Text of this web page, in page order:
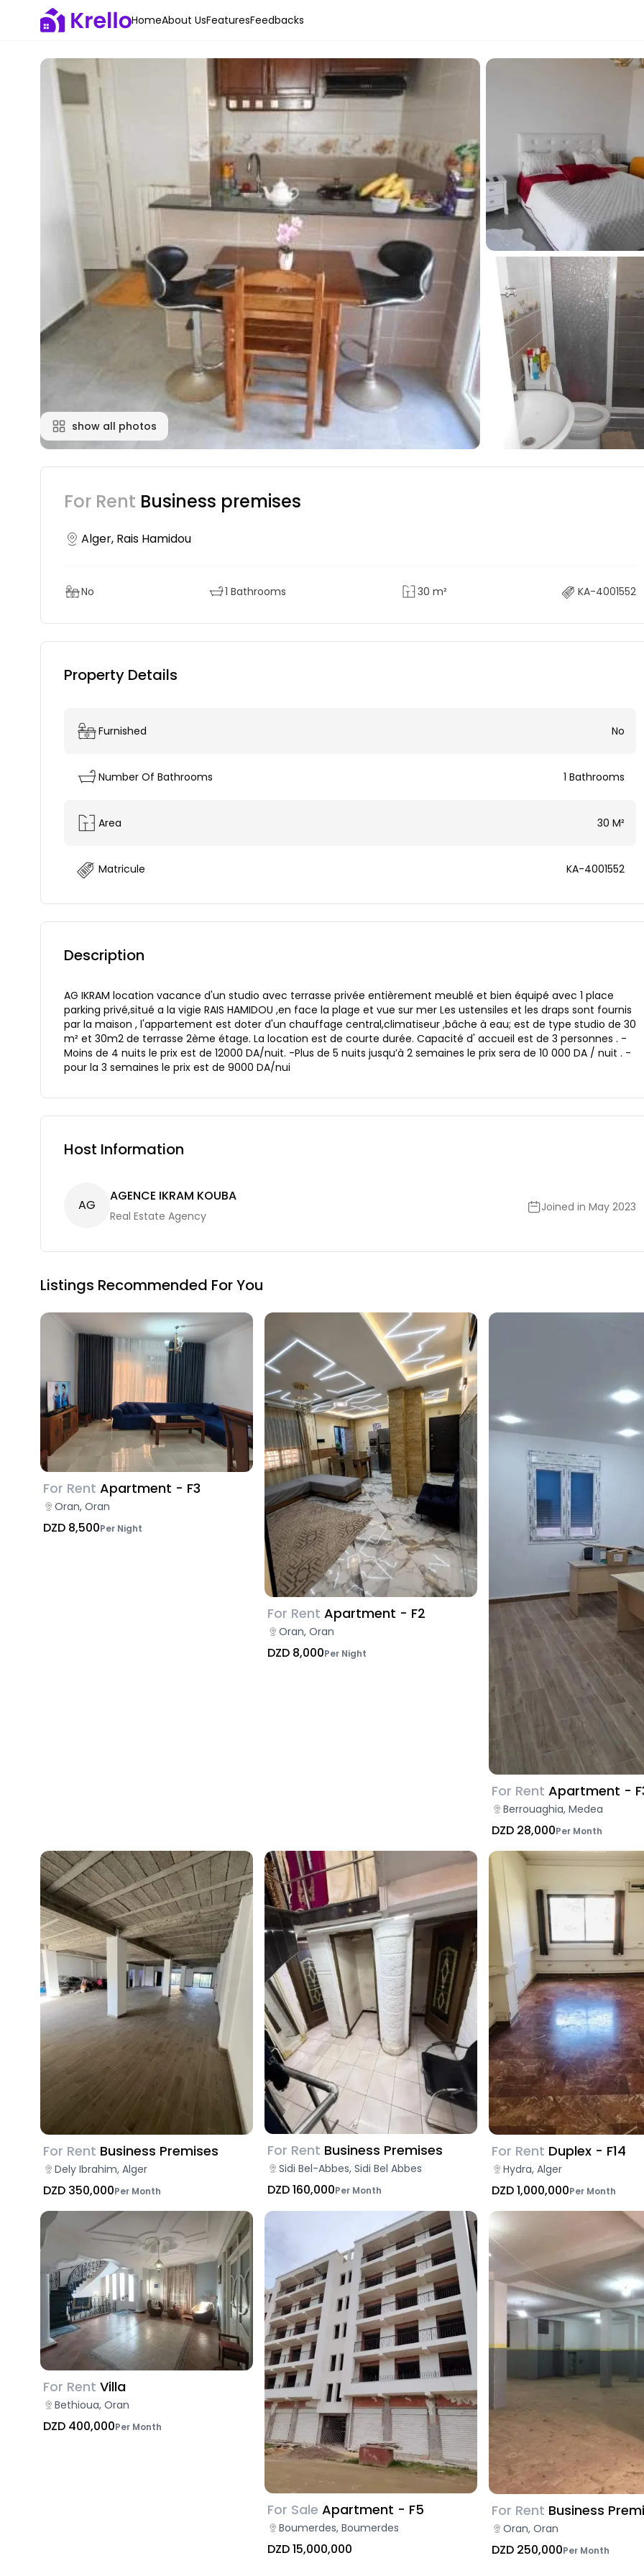
HomeAbout UsFeaturesFeedbacks
show all photos
For Rent Business premises
Alger, Rais Hamidou
No 1 Bathrooms 30 m² KA-4001552
Property Details
Furnished No
Number Of Bathrooms 1 Bathrooms
Area 30 M²
Matricule KA-4001552
Description
AG IKRAM location vacance d'un studio avec terrasse privée entièrement meublé et bien équipé avec 1 place
parking privé,situé a la vigie RAIS HAMIDOU ,en face la plage et vue sur mer Les ustensiles et les draps sont fournis
par la maison , l'appartement est doter d'un chauffage central,climatiseur ,bâche à eau; est de type studio de 30
m² et 30m2 de terrasse 2ème étage. La location est de courte durée. Capacité d' accueil est de 3 personnes . -
Moins de 4 nuits le prix est de 12000 DA/nuit. -Plus de 5 nuits jusqu’à 2 semaines le prix sera de 10 000 DA / nuit . -
pour la 3 semaines le prix est de 9000 DA/nui
Host Information
AG
AGENCE IKRAM KOUBA
Real Estate Agency
Joined in May 2023
Listings Recommended For You
For Rent Apartment - F3
Oran, Oran
DZD 8,500Per Night
For Rent Apartment - F2
Oran, Oran
DZD 8,000Per Night
For Rent Apartment -
Berrouaghia, Medea
DZD 28,000Per Month
For Rent Business Premises
Dely Ibrahim, Alger
DZD 350,000Per Month
For Rent Business Premises
Sidi Bel-Abbes, Sidi Bel Abbes
DZD 160,000Per Month
For Rent Duplex - F14
Hydra, Alger
DZD 1,000,000Per Month
For Rent Villa
Bethioua, Oran
DZD 400,000Per Month
For Sale Apartment - F5
Boumerdes, Boumerdes
DZD 15,000,000
For Rent Business
Oran, Oran
DZD 250,000Per Month